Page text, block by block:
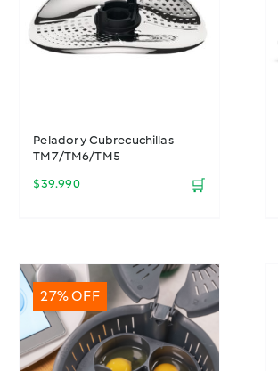
Pelador y Cubrecuchillas
TM7/TM6/TM5
$39.990 🛒
27% OFF